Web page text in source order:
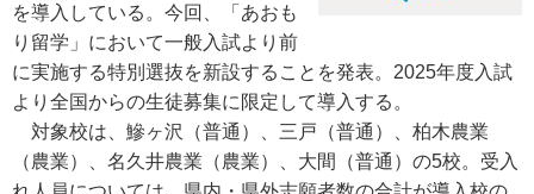
を導入している。今回、「あおも
り留学」において一般入試より前
に実施する特別選抜を新設することを発表。2025年度入試
より全国からの生徒募集に限定して導入する。
対象校は、鰺ヶ沢（普通）、三戸（普通）、柏木農業
（農業）、名久井農業（農業）、大間（普通）の5校。受入